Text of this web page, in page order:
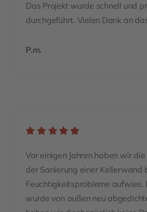
Das Projekt wurde schnell und
durchgeführt. Vielen Dank an
P.m.
Vor einigen Jahren haben wir
der Sanierung einer Kellerwand
Feuchtigkeitsprobleme aufwies.
wurde von außen neu